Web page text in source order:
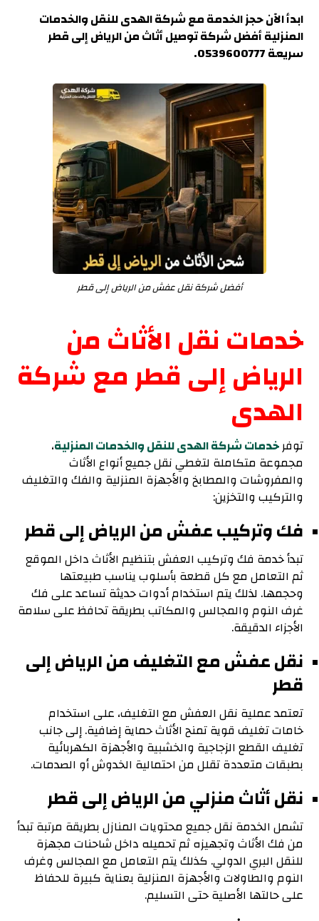
ابدأ الآن حجز الخدمة مع شركة الهدى للنقل والخدمات
المنزلية أفضل شركة توصيل أثاث من الرياض إلى قطر
سريعة 0539600777.
أفضل شركة نقل عفش من الرياض إلى قطر
خدمات نقل الأثاث من
الرياض إلى قطر مع شركة
الهدى
توفرخدمات شركة الهدى للنقل والخدمات المنزلية،
مجموعة متكاملة لتغطي نقل جميع أنواع الأثاث
والمفروشات والمطابخ والأجهزة المنزلية والفك والتغليف
والتركيب والتخزين:
فك وتركيب عفش من الرياض إلى قطر
تبدأ خدمة فك وتركيب العفش بتنظيم الأثاث داخل الموقع
ثم التعامل مع كل قطعة بأسلوب يناسب طبيعتها
وحجمها. لذلك يتم استخدام أدوات حديثة تساعد على فك
غرف النوم والمجالس والمكاتب بطريقة تحافظ على سلامة
الأجزاء الدقيقة.
نقل عفش مع التغليف من الرياض إلى
قطر
تعتمد عملية نقل العفش مع التغليف، على استخدام
خامات تغليف قوية تمنح الأثاث حماية إضافية. إلى جانب
تغليف القطع الزجاجية والخشبية والأجهزة الكهربائية
بطبقات متعددة تقلل من احتمالية الخدوش أو الصدمات.
نقل أثاث منزلي من الرياض إلى قطر
تشمل الخدمة نقل جميع محتويات المنازل بطريقة مرتبة تبدأ
من فك الأثاث وتجهيزه ثم تحميله داخل شاحنات مجهزة
للنقل البري الدولي. كذلك يتم التعامل مع المجالس وغرف
النوم والطاولات والأجهزة المنزلية بعناية كبيرة للحفاظ
على حالتها الأصلية حتى التسليم.